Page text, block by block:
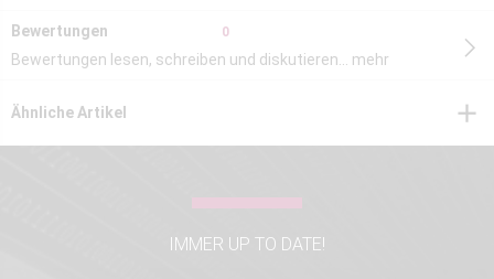
Bewertungen 0
Bewertungen lesen, schreiben und diskutieren... mehr
Ähnliche Artikel
IMMER UP TO DATE!